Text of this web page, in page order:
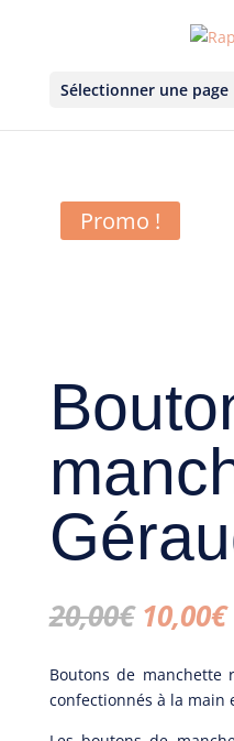
Sélectionner une page
Promo !
20,00€ Le
prix
initial
était :
20,00€.
10,00€Le
Boutons de manchette
confectionnés à la main